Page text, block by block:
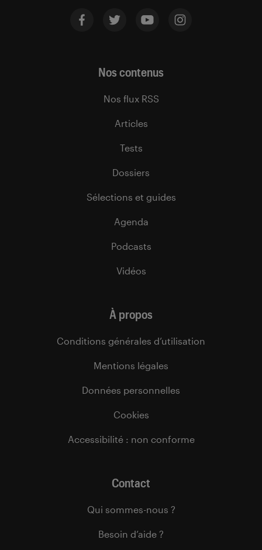
Nos contenus
Nos flux RSS
Articles
Tests
Dossiers
Sélections et guides
Agenda
Podcasts
Vidéos
À propos
Conditions générales d’utilisation
Mentions légales
Données personnelles
Cookies
Accessibilité : non conforme
Contact
Qui sommes-nous ?
Besoin d’aide ?